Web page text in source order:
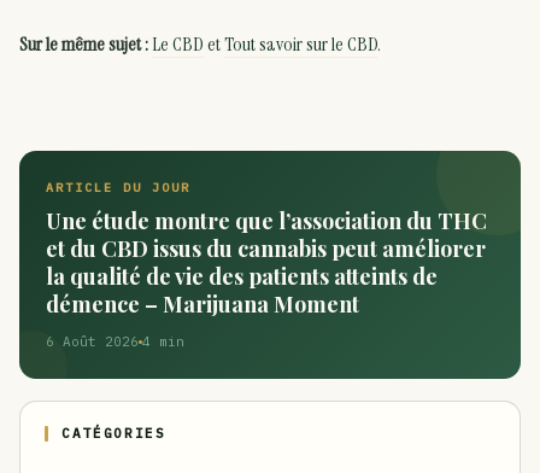
Sur le même sujet :Le CBDetTout savoir sur le CBD.
ARTICLE DU JOUR
Une étude montre que l’association du THC
et du CBD issus du cannabis peut améliorer
la qualité de vie des patients atteints de
démence – Marijuana Moment
6 Août 2026 4 min
CATÉGORIES